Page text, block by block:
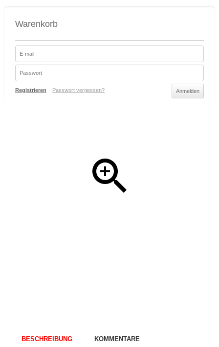
Warenkorb
Registrieren Passwort vergessen?
BESCHREIBUNG KOMMENTARE